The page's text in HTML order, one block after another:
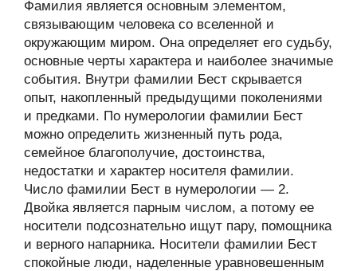
Фамилия является основным элементом,
связывающим человека со вселенной и
окружающим миром. Она определяет его судьбу,
основные черты характера и наиболее значимые
события. Внутри фамилии Бест скрывается
опыт, накопленный предыдущими поколениями
и предками. По нумерологии фамилии Бест
можно определить жизненный путь рода,
семейное благополучие, достоинства,
недостатки и характер носителя фамилии.
Число фамилии Бест в нумерологии — 2.
Двойка является парным числом, а потому ее
носители подсознательно ищут пару, помощника
и верного напарника. Носители фамилии Бест
спокойные люди, наделенные уравновешенным